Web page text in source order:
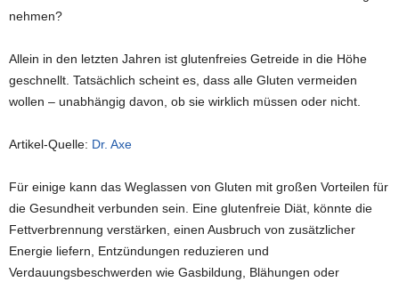
nehmen?
Allein in den letzten Jahren ist glutenfreies Getreide in die Höhe
geschnellt. Tatsächlich scheint es, dass alle Gluten vermeiden
wollen – unabhängig davon, ob sie wirklich müssen oder nicht.
Artikel-Quelle: Dr. Axe
Für einige kann das Weglassen von Gluten mit großen Vorteilen für
die Gesundheit verbunden sein. Eine glutenfreie Diät, könnte die
Fettverbrennung verstärken, einen Ausbruch von zusätzlicher
Energie liefern, Entzündungen reduzieren und
Verdauungsbeschwerden wie Gasbildung, Blähungen oder